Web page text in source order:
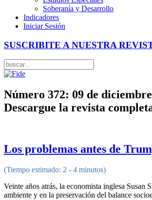
Soberanía y Desarrollo
Indicadores
Iniciar Sesión
SUSCRIBITE A NUESTRA
Número 372: 09 de
Descargue la revista
Los problemas antes de
(Tiempo estimado: 2 - 4 minutos)
Veinte años atrás, la economista inglesa
ambiente y en la preservación del balance